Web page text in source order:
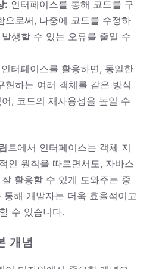
: 인터페이스를 통해 코드를 구
으로써, 나중에 코드를 수정하
생할 수 있는 오류를 줄일 수
인터페이스를 활용하면, 동일한
현하는 여러 객체를 같은 방식
, 코드의 재사용성을 높일 수
트에서 인터페이스는 객체 지
인 원칙을 따르면서도, 자바스
활용할 수 있게 도와주는 중
통해 개발자는 더욱 효율적이고
수 있습니다.
개념